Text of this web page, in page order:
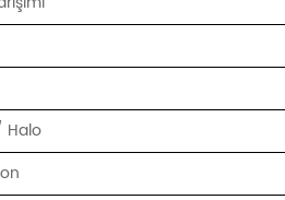
Halo